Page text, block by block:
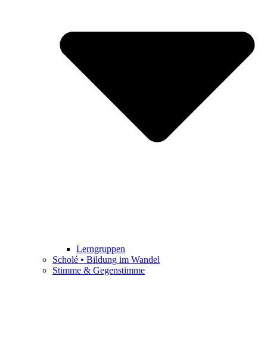
Lerngruppen
Scholé • Bildung im Wandel
Stimme & Gegenstimme